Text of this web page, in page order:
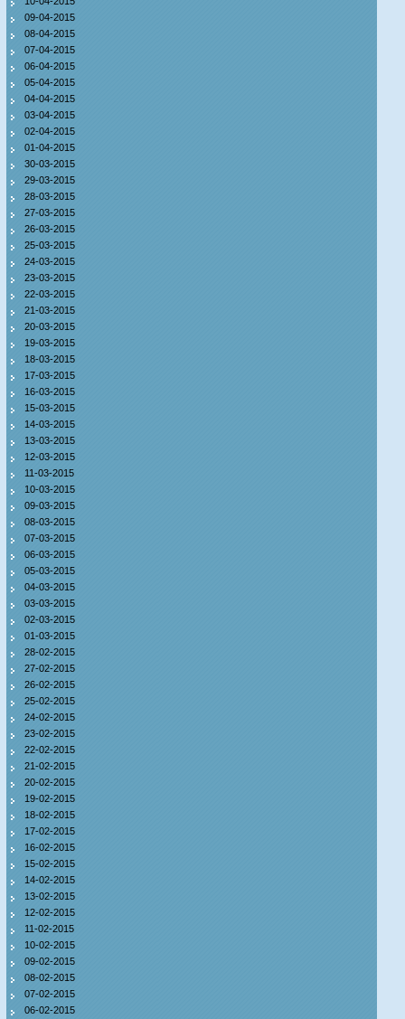
09-04-2015
08-04-2015
07-04-2015
06-04-2015
05-04-2015
04-04-2015
03-04-2015
02-04-2015
01-04-2015
30-03-2015
29-03-2015
28-03-2015
27-03-2015
26-03-2015
25-03-2015
24-03-2015
23-03-2015
22-03-2015
21-03-2015
20-03-2015
19-03-2015
18-03-2015
17-03-2015
16-03-2015
15-03-2015
14-03-2015
13-03-2015
12-03-2015
11-03-2015
10-03-2015
09-03-2015
08-03-2015
07-03-2015
06-03-2015
05-03-2015
04-03-2015
03-03-2015
02-03-2015
01-03-2015
28-02-2015
27-02-2015
26-02-2015
25-02-2015
24-02-2015
23-02-2015
22-02-2015
21-02-2015
20-02-2015
19-02-2015
18-02-2015
17-02-2015
16-02-2015
15-02-2015
14-02-2015
13-02-2015
12-02-2015
11-02-2015
10-02-2015
09-02-2015
08-02-2015
07-02-2015
06-02-2015